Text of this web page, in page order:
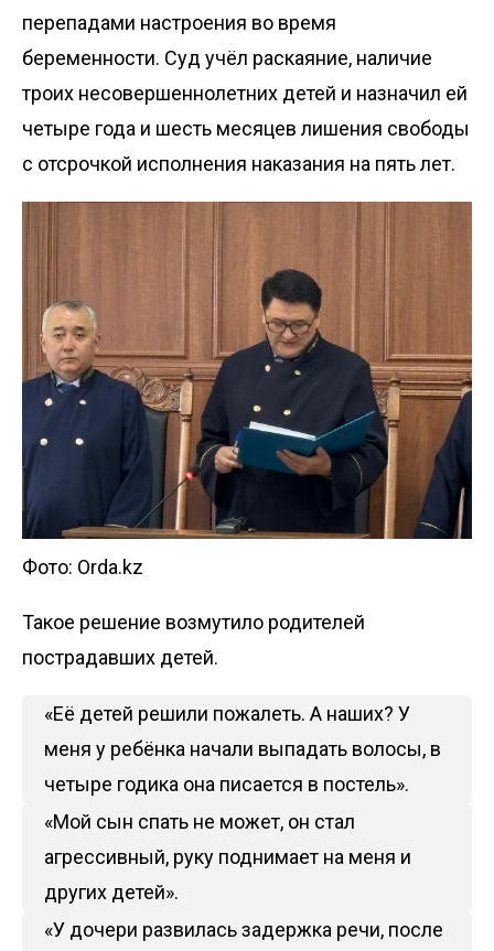
перепадами настроения во время
беременности. Суд учёл раскаяние, наличие
троих несовершеннолетних детей и назначил ей
четыре года и шесть месяцев лишения свободы
с отсрочкой исполнения наказания на пять лет.
Фото: Orda.kz
Такое решение возмутило родителей
пострадавших детей.
«Её детей решили пожалеть. А наших? У
меня у ребёнка начали выпадать волосы, в
четыре годика она писается в постель».
«Мой сын спать не может, он стал
агрессивный, руку поднимает на меня и
других детей».
«У дочери развилась задержка речи, после